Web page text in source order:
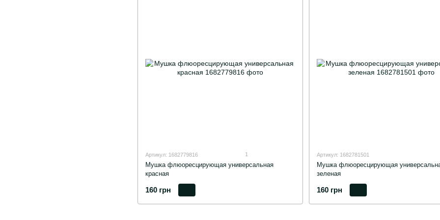
Артикул: 1682779816 1
Мушка флюоресцирующая универсальная
красная
160 грн
Артикул: 1682781501
Мушка флюоресцирующая
зеленая
160 грн